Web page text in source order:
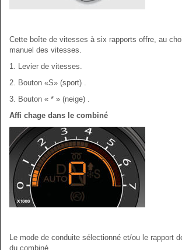
Cette boîte de vitesses à six rapports offre, au
manuel des vitesses.
1. Levier de vitesses.
2. Bouton «S» (sport) .
3. Bouton « * » (neige) .
Affi chage dans le combiné
Le mode de conduite sélectionné et/ou le rapport
du combiné.